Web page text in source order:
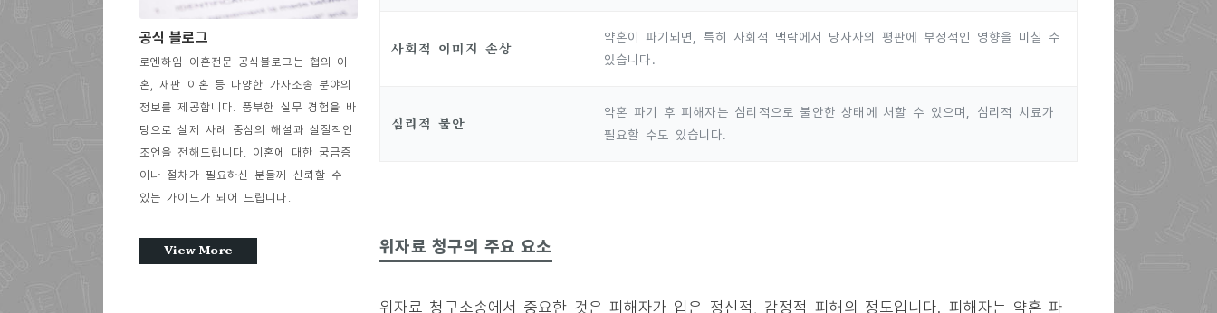
공식 블로그
로엔하임 이혼전문 공식블로그는 협의 이
혼, 재판 이혼 등 다양한 가사소송 분야의
정보를 제공합니다. 풍부한 실무 경험을 바
탕으로 실제 사례 중심의 해설과 실질적인
조언을 전해드립니다. 이혼에 대한 궁금증
이나 절차가 필요하신 분들께 신뢰할 수
있는 가이드가 되어 드립니다.
View More
사회적 이미지 손상
약혼이 파기되면, 특히 사회적 맥락에서 당사자의 평판에 부정적인 영향을 미칠 수
있습니다.
심리적 불안
약혼 파기 후 피해자는 심리적으로 불안한 상태에 처할 수 있으며, 심리적 치료가
필요할 수도 있습니다.
위자료 청구의 주요 요소
위자료 청구소송에서 중요한 것은 피해자가 입은 정신적, 감정적 피해의 정도입니다. 피해자는 약혼 파